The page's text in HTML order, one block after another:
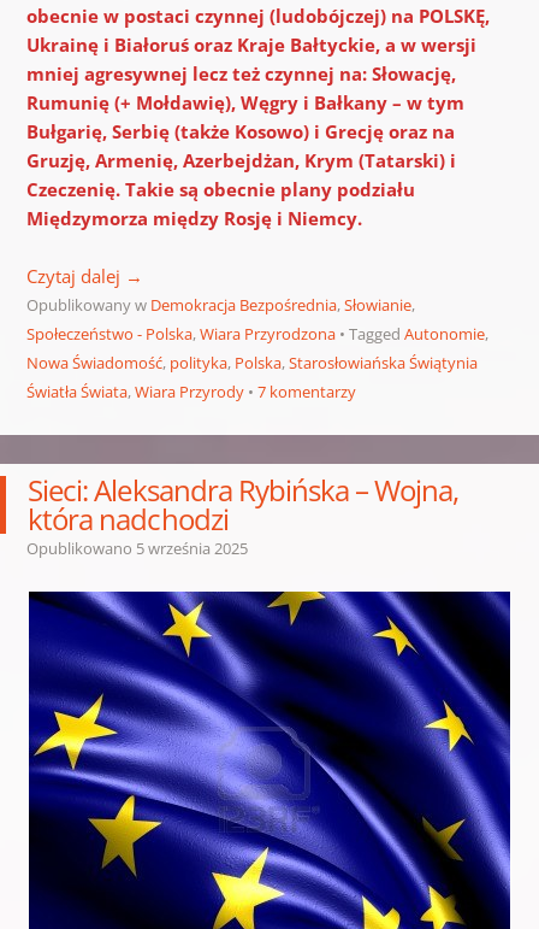
obecnie w postaci czynnej (ludobójczej) na POLSKĘ,
Ukrainę i Białoruś oraz Kraje Bałtyckie, a w wersji
mniej agresywnej lecz też czynnej na: Słowację,
Rumunię (+ Mołdawię), Węgry i Bałkany – w tym
Bułgarię, Serbię (także Kosowo) i Grecję oraz na
Gruzję, Armenię, Azerbejdżan, Krym (Tatarski) i
Czeczenię. Takie są obecnie plany podziału
Międzymorza między Rosję i Niemcy.
Czytaj dalej →
Opublikowany w Demokracja Bezpośrednia,Słowianie,
Społeczeństwo - Polska,Wiara Przyrodzona Tagged Autonomie,
Nowa Świadomość, polityka, Polska,Starosłowiańska Świątynia
Światła Świata,Wiara Przyrody 7 komentarzy
Sieci: Aleksandra Rybińska – Wojna,
która nadchodzi
Opublikowano 5 września 2025